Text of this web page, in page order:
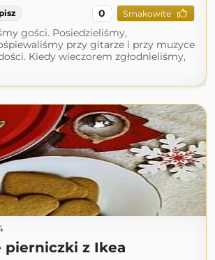
0 Smakowite
gości. Posiedzieliśmy,
przy gitarze i przy muzyce
Kiedy wieczorem zgłodnieliśmy,
pierniczki z Ikea